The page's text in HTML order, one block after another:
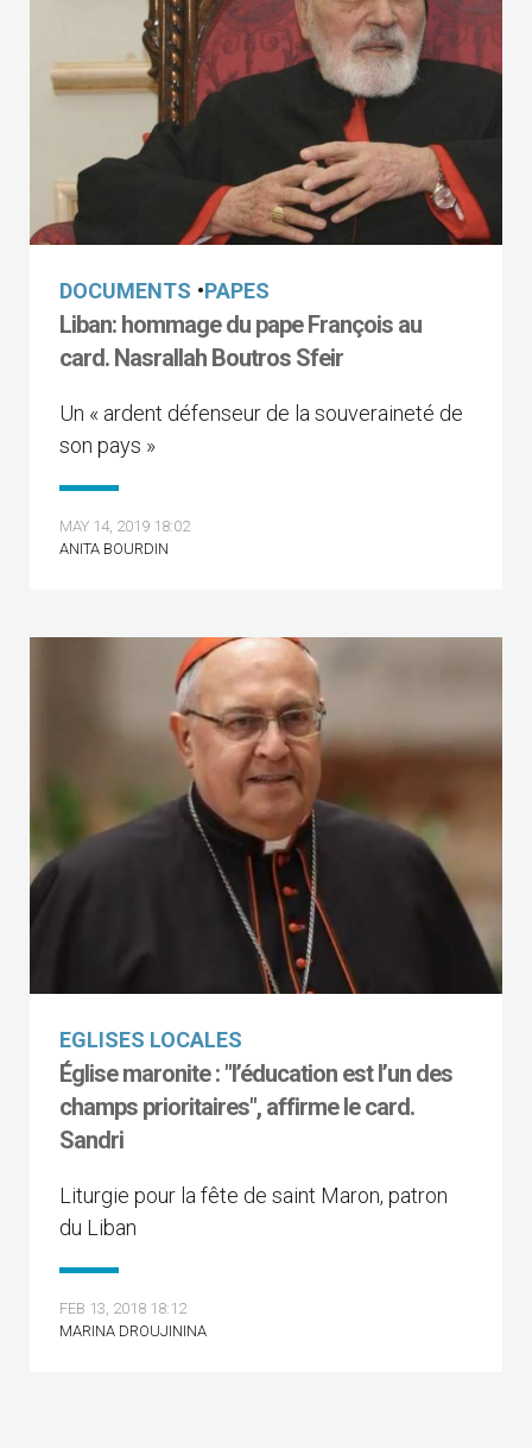
DOCUMENTS •PAPES
Liban: hommage du pape François au
card. Nasrallah Boutros Sfeir
Un « ardent défenseur de la souveraineté de
son pays »
MAY 14, 2019 18:02
ANITA BOURDIN
EGLISES LOCALES
Église maronite : "l’éducation est l’un des
champs prioritaires", affirme le card.
Sandri
Liturgie pour la fête de saint Maron, patron
du Liban
FEB 13, 2018 18:12
MARINA DROUJININA